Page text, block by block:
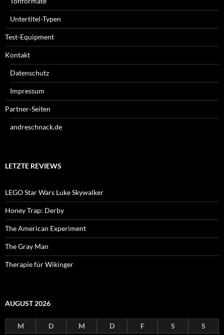
Untertitel-Typen
Test-Equipment
Kontakt
Datenschutz
Impressum
Partner-Seiten
andreschnack.de
LETZTE REVIEWS
LEGO Star Wars Luke Skywalker
Honey Trap: Derby
The American Experiment
The Gray Man
Therapie für Wikinger
AUGUST 2026
M D M D F S
S